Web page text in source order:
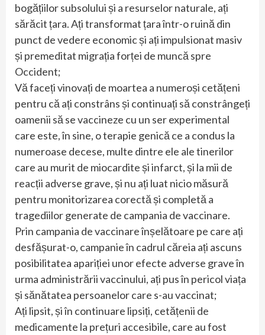
bogățiilor subsolului și a resurselor naturale, ați
sărăcit țara. Ați transformat țara într-o ruină din
punct de vedere economic și ați impulsionat masiv
și premeditat migrația forței de muncă spre
Occident;
Vă faceți vinovați de moartea a numeroși cetățeni
pentru că ați constrâns și continuați să constrângeți
oamenii să se vaccineze cu un ser experimental
care este, în sine, o terapie genică ce a condus la
numeroase decese, multe dintre ele ale tinerilor
care au murit de miocardite și infarct, și la mii de
reacții adverse grave, și nu ați luat nicio măsură
pentru monitorizarea corectă și completă a
tragediilor generate de campania de vaccinare.
Prin campania de vaccinare înșelătoare pe care ați
desfășurat-o, campanie în cadrul căreia ați ascuns
posibilitatea apariției unor efecte adverse grave în
urma administrării vaccinului, ați pus în pericol viața
și sănătatea persoanelor care s-au vaccinat;
Ați lipsit, și în continuare lipsiți, cetățenii de
medicamente la prețuri accesibile, care au fost